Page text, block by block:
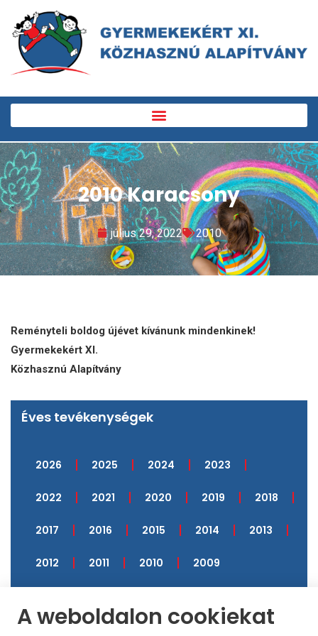
2010 Karacsony
július 29, 2022 2010
Reményteli boldog újévet kívánunk mindenkinek!
Gyermekekért XI.
Közhasznú Alapítvány
Éves tevékenységek
2026 2025 2024 2023
2022 2021 2020 2019 2018
2017 2016 2015 2014 2013
2012 2011 2010 2009
A weboldalon cookiekat